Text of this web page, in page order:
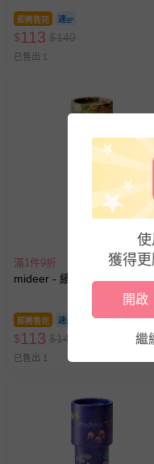
即將售完
$113 $140
已售出 1
滿1件9折
mideer - 繽紛萬花筒-復古
即將售完
$113 $140
已售出 1
獲得
開啟
繼